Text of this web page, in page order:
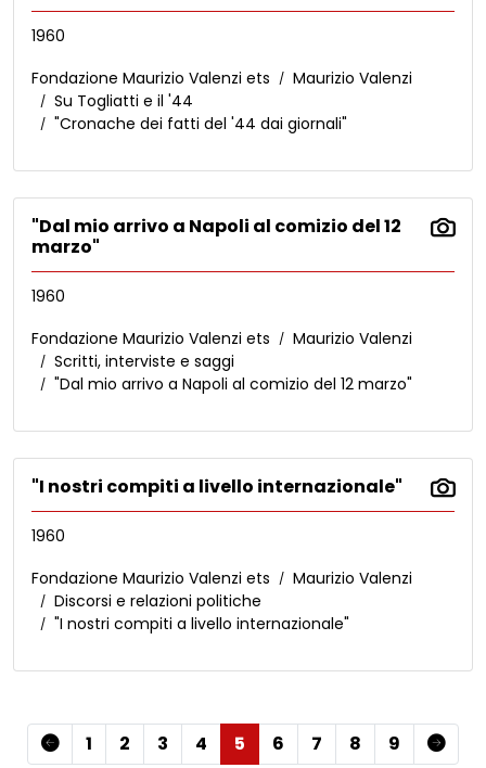
1960
Fondazione Maurizio Valenzi ets
Maurizio Valenzi
Su Togliatti e il '44
"Cronache dei fatti del '44 dai giornali"
"Dal mio arrivo a Napoli al comizio del 12
marzo"
1960
Fondazione Maurizio Valenzi ets
Maurizio Valenzi
Scritti, interviste e saggi
"Dal mio arrivo a Napoli al comizio del 12 marzo"
"I nostri compiti a livello internazionale"
1960
Fondazione Maurizio Valenzi ets
Maurizio Valenzi
Discorsi e relazioni politiche
"I nostri compiti a livello internazionale"
1 2 3 4 5 6 7 8 9